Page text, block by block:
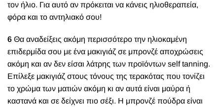
τον ήλιο. Για αυτό αν πρόκειται να κάνεις ηλιοθεραπεία,
φόρα και το αντηλιακό σου!
6 Θα αναδείξεις ακόμη περισσότερο την ηλιοκαμένη
επιδερμίδα σου με ένα μακιγιάζ σε μπρονζέ αποχρώσεις
ακόμη και αν δεν είσαι λάτρης των προϊόντων self tanning.
Επίλεξε μακιγιάζ στους τόνους της τερακότας που τονίζει
το χρώμα των ματιών ακόμη κι αν αυτά είναι μαύρα ή
καστανά και σε δείχνει πιο σέξι. Η μπρονζέ πούδρα είναι